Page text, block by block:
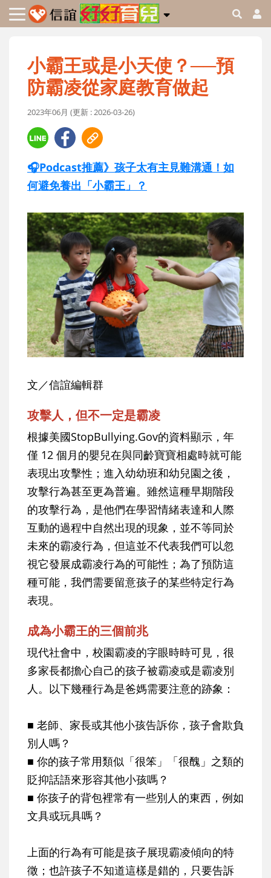
小霸王或是小天使？──預
防霸凌從家庭教育做起
2023年06月 (更新 : 2026-03-26)
🎧Podcast推薦》孩子太有主見難溝通！如
何避免養出「小霸王」？
文／信誼編輯群
攻擊人，但不一定是霸凌
根據美國StopBullying.Gov的資料顯示，年
僅 12 個月的嬰兒在與同齡寶寶相處時就可能
表現出攻擊性；進入幼幼班和幼兒園之後，
攻擊行為甚至更為普遍。雖然這種早期階段
的攻擊行為，是他們在學習情緒表達和人際
互動的過程中自然出現的現象，並不等同於
未來的霸凌行為，但這並不代表我們可以忽
視它發展成霸凌行為的可能性；為了預防這
種可能，我們需要留意孩子的某些特定行為
表現。
成為小霸王的三個前兆
現代社會中，校園霸凌的字眼時時可見，很
多家長都擔心自己的孩子被霸凌或是霸凌別
人。以下幾種行為是爸媽需要注意的跡象：
■ 老師、家長或其他小孩告訴你，孩子會欺負
別人嗎？
■ 你的孩子常用類似「很笨」「很醜」之類的
貶抑話語來形容其他小孩嗎？
■ 你孩子的背包裡常有一些別人的東西，例如
文具或玩具嗎？
上面的行為有可能是孩子展現霸凌傾向的特
徵；也許孩子不知道這樣是錯的，只要告訴